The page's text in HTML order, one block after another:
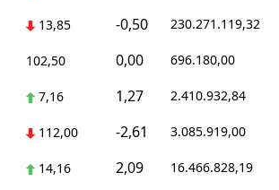
13,85 -0,50 230.271.119,32
102,50 0,00 696.180,00
7,16 1,27 2.410.932,84
112,00 -2,61 3.085.919,00
14,16 2,09 16.466.828,19